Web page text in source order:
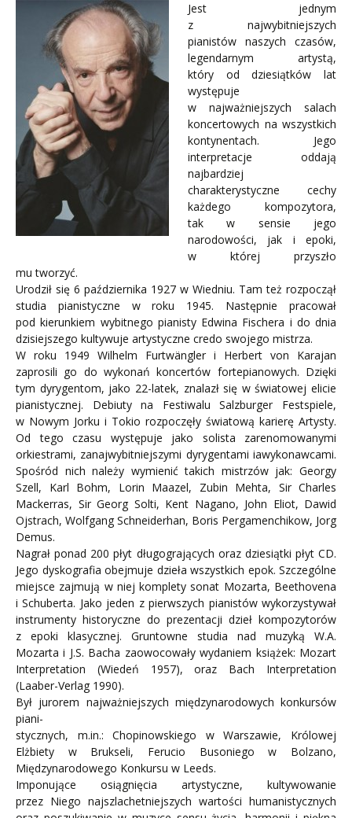
Jest jednym
z najwybitniejszych
pianistów naszych czasów,
legendarnym artystą,
który od dziesiątków lat
występuje
w najważniejszych salach
koncertowych na wszystkich
kontynentach. Jego
interpretacje oddają
najbardziej
charakterystyczne cechy
każdego kompozytora,
tak w sensie jego
narodowości, jak i epoki,
w której przyszło
mu tworzyć.
Urodził się 6 października 1927 w Wiedniu. Tam też rozpoczął
studia pianistyczne w roku 1945. Następnie pracował
pod kierunkiem wybitnego pianisty Edwina Fischera i do dnia
dzisiejszego kultywuje artystyczne credo swojego mistrza.
W roku 1949 Wilhelm Furtwängler i Herbert von Karajan
zaprosili go do wykonań koncertów fortepianowych. Dzięki
tym dyrygentom, jako 22-latek, znalazł się w światowej elicie
pianistycznej. Debiuty na Festiwalu Salzburger Festspiele,
w Nowym Jorku i Tokio rozpoczęły światową karierę Artysty.
Od tego czasu występuje jako solista zarenomowanymi
orkiestrami, zanajwybitniejszymi dyrygentami iawykonawcami.
Spośród nich należy wymienić takich mistrzów jak: Georgy
Szell, Karl Bohm, Lorin Maazel, Zubin Mehta, Sir Charles
Mackerras, Sir Georg Solti, Kent Nagano, John Eliot, Dawid
Ojstrach, Wolfgang Schneiderhan, Boris Pergamenchikow, Jorg
Demus.
Nagrał ponad 200 płyt długogrających oraz dziesiątki płyt CD.
Jego dyskografia obejmuje dzieła wszystkich epok. Szczególne
miejsce zajmują w niej komplety sonat Mozarta, Beethovena
i Schuberta. Jako jeden z pierwszych pianistów wykorzystywał
instrumenty historyczne do prezentacji dzieł kompozytorów
z epoki klasycznej. Gruntowne studia nad muzyką W.A.
Mozarta i J.S. Bacha zaowocowały wydaniem książek: Mozart
Interpretation (Wiedeń 1957), oraz Bach Interpretation
(Laaber-Verlag 1990).
Był jurorem najważniejszych międzynarodowych konkursów
piani-
stycznych, m.in.: Chopinowskiego w Warszawie, Królowej
Elżbiety w Brukseli, Ferucio Busoniego w Bolzano,
Międzynarodowego Konkursu w Leeds.
Imponujące osiągnięcia artystyczne, kultywowanie
przez Niego najszlachetniejszych wartości humanistycznych